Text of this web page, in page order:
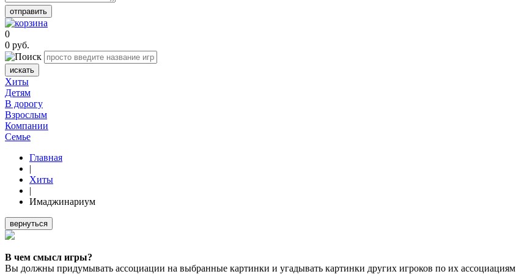
отправить
0
0 руб.
искать
Хиты
Детям
В дорогу
Взрослым
Компании
Семье
Главная
|
Хиты
|
Имаджинариум
вернуться
В чем смысл игры?
Вы должны придумывать ассоциации на выбранные картинки и угадывать картинки других игроков по их ассоциациям